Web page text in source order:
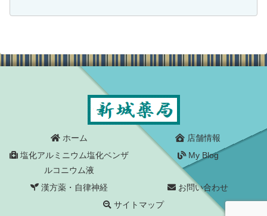
の孫の年齢が3歳のため、最初に報道で知
ホーム
店舗情報
塩化アルミニウム塩化ベンザ
ルコニウム液
My Blog
漢方薬・自律神経
お問い合わせ
サイトマップ